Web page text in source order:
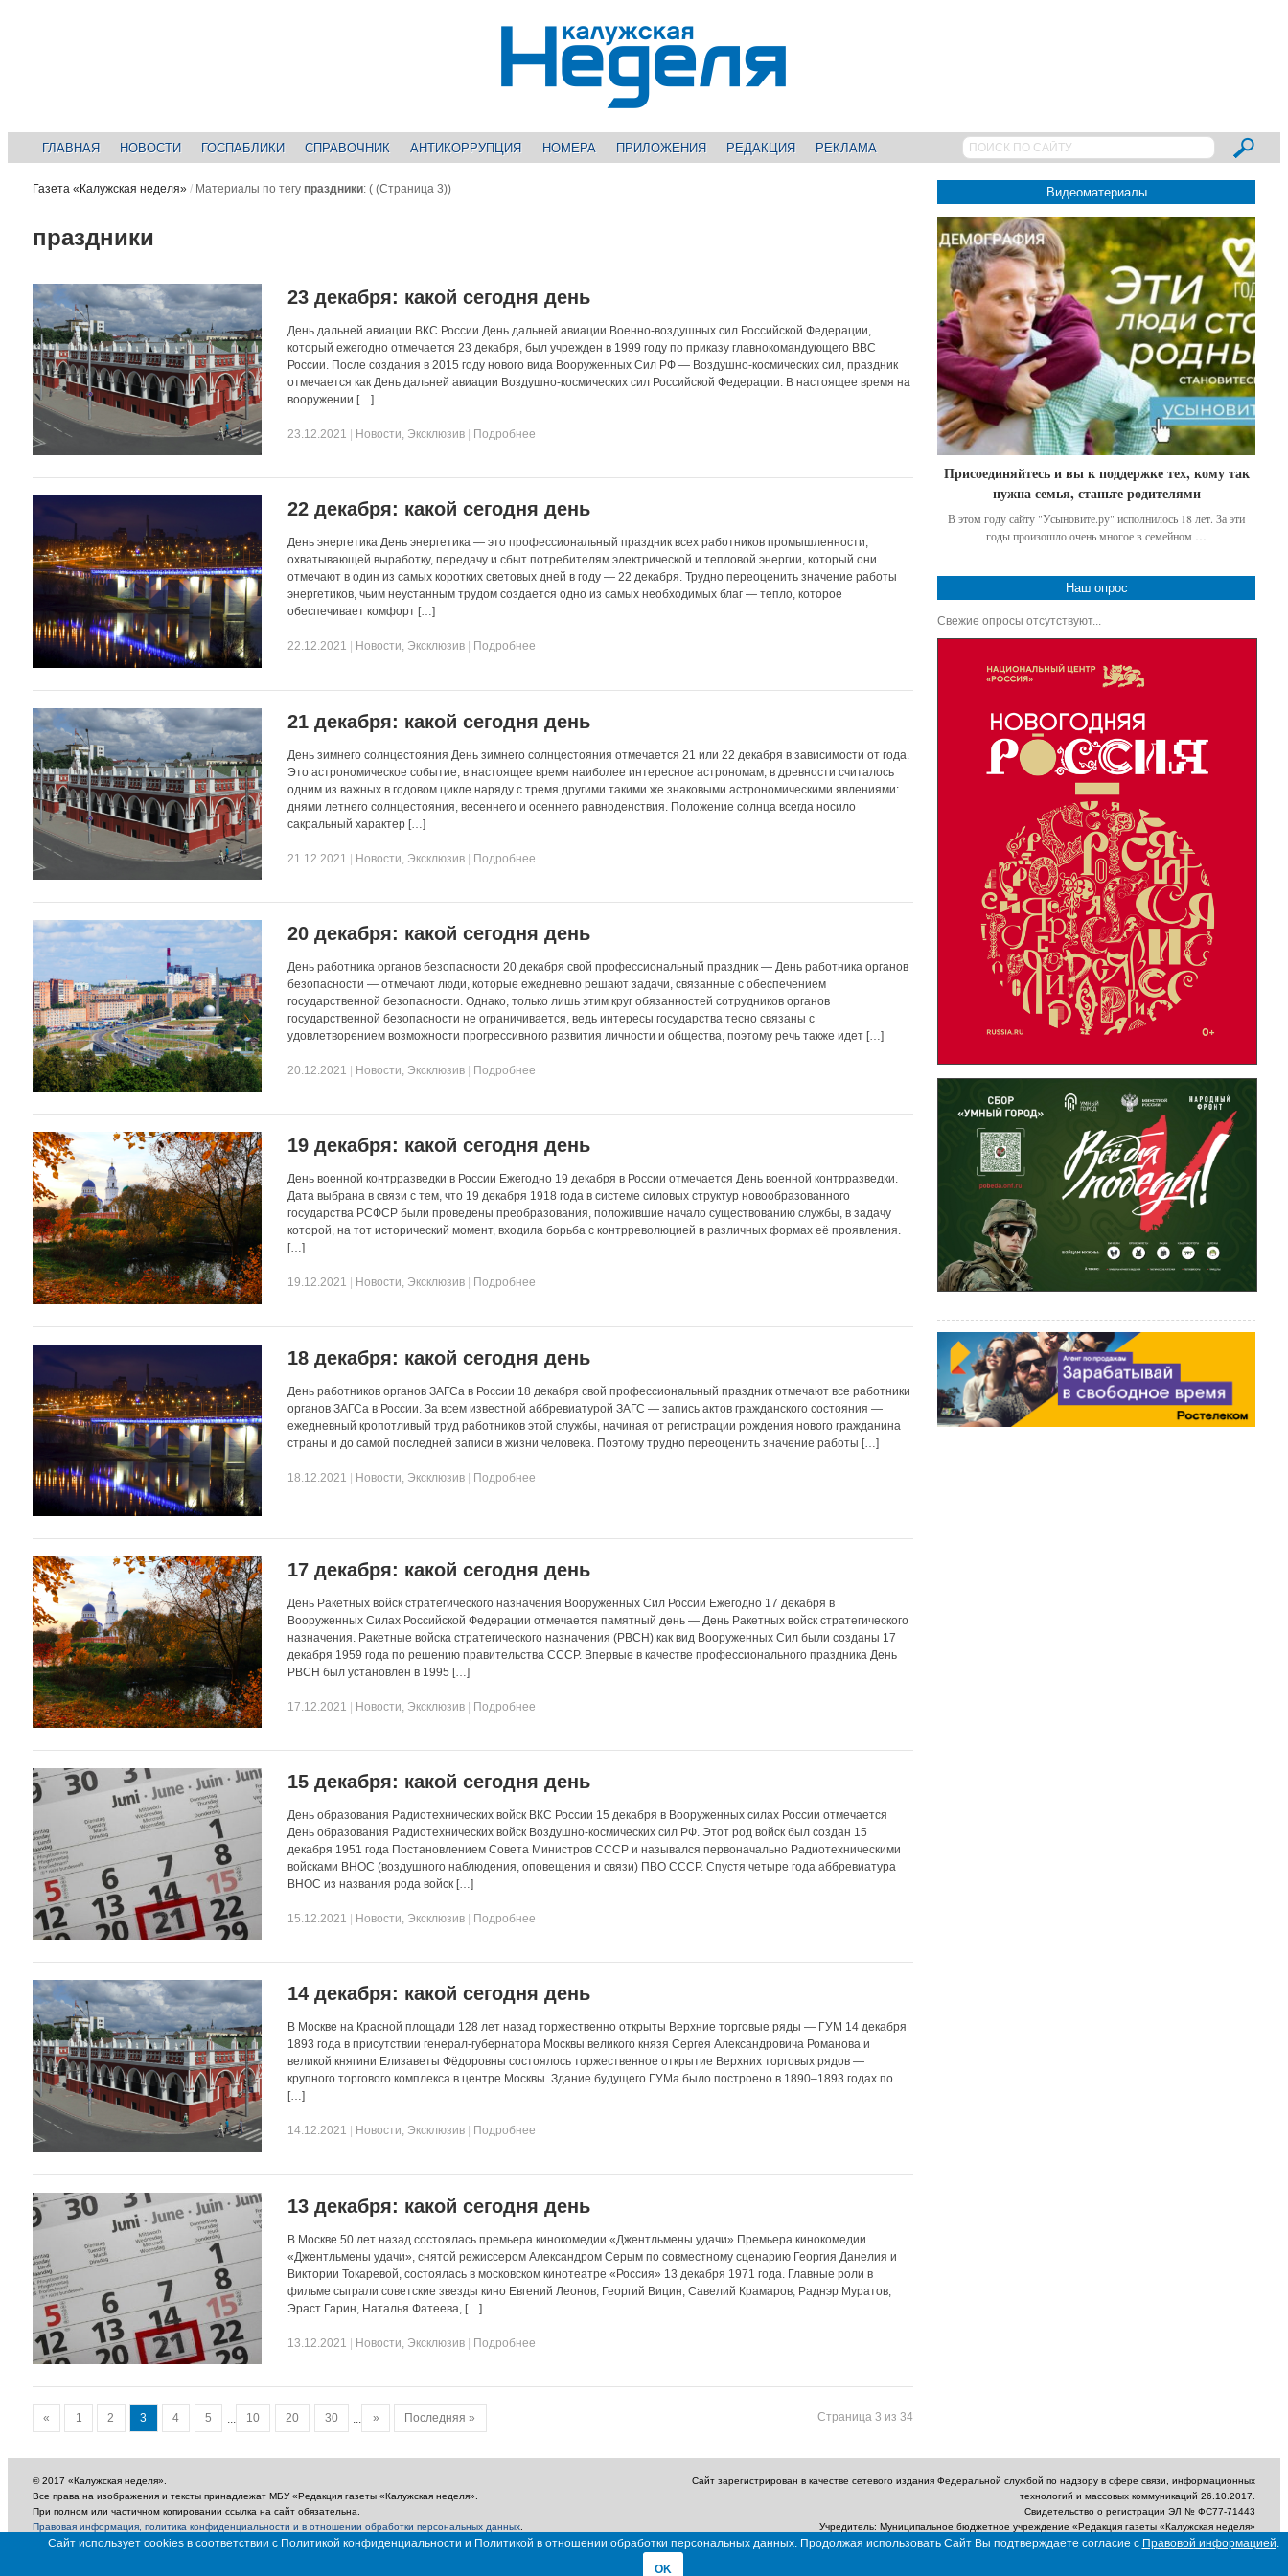
ГЛАВНАЯ НОВОСТИ ГОСПАБЛИКИ СПРАВОЧНИК АНТИКОРРУПЦИЯ НОМЕРА ПРИЛОЖЕНИЯ РЕДАКЦИЯ РЕКЛАМА
Газета «Калужская неделя» / Материалы по тегу праздники:( (Страница 3))
праздники
23 декабря: какой сегодня день
День дальней авиации ВКС России День дальней авиации Военно-воздушных сил Российской Федерации,
который ежегодно отмечается 23 декабря, был учрежден в 1999 году по приказу главнокомандующего ВВС
России. После создания в 2015 году нового вида Вооруженных Сил РФ — Воздушно-космических сил, праздник
отмечается как День дальней авиации Воздушно-космических сил Российской Федерации. В настоящее время на
вооружении […]
23.12.2021 Новости, Эксклюзив Подробнее
22 декабря: какой сегодня день
День энергетика День энергетика — это профессиональный праздник всех работников промышленности,
охватывающей выработку, передачу и сбыт потребителям электрической и тепловой энергии, который они
отмечают в один из самых коротких световых дней в году — 22 декабря. Трудно переоценить значение работы
энергетиков, чьим неустанным трудом создается одно из самых необходимых благ — тепло, которое
обеспечивает комфорт […]
22.12.2021 Новости, Эксклюзив Подробнее
21 декабря: какой сегодня день
День зимнего солнцестояния День зимнего солнцестояния отмечается 21 или 22 декабря в зависимости от года.
Это астрономическое событие, в настоящее время наиболее интересное астрономам, в древности считалось
одним из важных в годовом цикле наряду с тремя другими такими же знаковыми астрономическими явлениями:
днями летнего солнцестояния, весеннего и осеннего равноденствия. Положение солнца всегда носило
сакральный характер […]
21.12.2021 | Новости Эксклюзив | Подробнее
20 декабря: какой сегодня день
День работника органов безопасности 20 декабря свой профессиональный праздник — День работника органов
безопасности — отмечают люди, которые ежедневно решают задачи, связанные с обеспечением
государственной безопасности. Однако, только лишь этим круг обязанностей сотрудников органов
государственной безопасности не ограничивается, ведь интересы государства тесно связаны с
удовлетворением возможности прогрессивного развития личности и общества, поэтому речь также идет […]
20.12.2021 Новости, Эксклюзив Подробнее
19 декабря: какой сегодня день
День военной контрразведки в России Ежегодно 19 декабря в России отмечается День военной контрразведки.
Дата выбрана в связи с тем, что 19 декабря 1918 года в системе силовых структур новообразованного
государства РСФСР были проведены преобразования, положившие начало существованию службы, в задачу
которой, на тот исторический момент, входила борьба с контрреволюцией в различных формах её проявления.
[…]
19.12.2021 Новости, Эксклюзив Подробнее
18 декабря: какой сегодня день
День работников органов ЗАГСа в России 18 декабря свой профессиональный праздник отмечают все работники
органов ЗАГСа в России. За всем известной аббревиатурой ЗАГС — запись актов гражданского состояния —
ежедневный кропотливый труд работников этой службы, начиная от регистрации рождения нового гражданина
страны и до самой последней записи в жизни человека. Поэтому трудно переоценить значение работы […]
18.12.2021 | Новости Эксклюзив | Подробнее
17 декабря: какой сегодня день
День Ракетных войск стратегического назначения Вооруженных Сил России Ежегодно 17 декабря в
Вооруженных Силах Российской Федерации отмечается памятный день — День Ракетных войск стратегического
назначения. Ракетные войска стратегического назначения (РВСН) как вид Вооруженных Сил были созданы 17
декабря 1959 года по решению правительства СССР. Впервые в качестве профессионального праздника День
РВСН был установлен в 1995 […]
17.12.2021 | Новости Эксклюзив | Подробнее
15 декабря: какой сегодня день
День образования Радиотехнических войск ВКС России 15 декабря в Вооруженных силах России отмечается
День образования Радиотехнических войск Воздушно-космических сил РФ. Этот род войск был создан 15
декабря 1951 года Постановлением Совета Министров СССР и назывался первоначально Радиотехническими
войсками ВНОС (воздушного наблюдения, оповещения и связи) ПВО СССР. Спустя четыре года аббревиатура
ВНОС из названия рода войск […]
15.12.2021 Новости, Эксклюзив Подробнее
14 декабря: какой сегодня день
В Москве на Красной площади 128 лет назад торжественно открыты Верхние торговые ряды — ГУМ 14 декабря
1893 года в присутствии генерал-губернатора Москвы великого князя Сергея Александровича Романова и
великой княгини Елизаветы Фёдоровны состоялось торжественное открытие Верхних торговых рядов —
крупного торгового комплекса в центре Москвы. Здание будущего ГУМа было построено в 1890–1893 годах по
[…]
14.12.2021 Новости, Эксклюзив Подробнее
13 декабря: какой сегодня день
В Москве 50 лет назад состоялась премьера кинокомедии «Джентльмены удачи» Премьера кинокомедии
«Джентльмены удачи», снятой режиссером Александром Серым по совместному сценарию Георгия Данелия и
Виктории Токаревой, состоялась в московском кинотеатре «Россия» 13 декабря 1971 года. Главные роли в
фильме сыграли советские звезды кино Евгений Леонов, Георгий Вицин, Савелий Крамаров, Раднэр Муратов,
Эраст Гарин, Наталья Фатеева, […]
13.12.2021 | Новости Эксклюзив | Подробнее
Страница 3 из 34
« 1 2 3 4 5 10 20 30 » Последняя »
Видеоматериалы
Присоединяйтесь и вы к поддержке тех, кому так
нужна семья, станьте родителями
В этом году сайту "Усыновите.ру" исполнилось 18 лет. За эти
годы произошло очень многое в семейном …
Наш опрос
Свежие опросы отсутствуют...
© 2017 «Калужская неделя».
Все права на изображения и тексты принадлежат МБУ «Редакция газеты «Калужская неделя».
При полном или частичном копировании ссылка на сайт обязательна.
Правовая информация, политика конфиденциальности и в отношении обработки персональных данных.
18+
Сайт зарегистрирован в качестве сетевого издания Федеральной службой по надзору в сфере связи, информационных
технологий и массовых коммуникаций 26.10.2017.
Свидетельство о регистрации ЭЛ № ФС77-71443
Учредитель: Муниципальное бюджетное учреждение «Редакция газеты «Калужская неделя»
Главный редактор: Амбарцумян А. Ю. / Электронный адрес редакции: nedelya_kaluga@adm.kaluga.ru / Телефон редакции: 400-
Сайт использует cookies в соответствии с Политикой конфиденциальности и Политикой в отношении обработки персональных данных. Продолжая использовать Сайт Вы подтверждаете согласие с Правовой информацией.
OK